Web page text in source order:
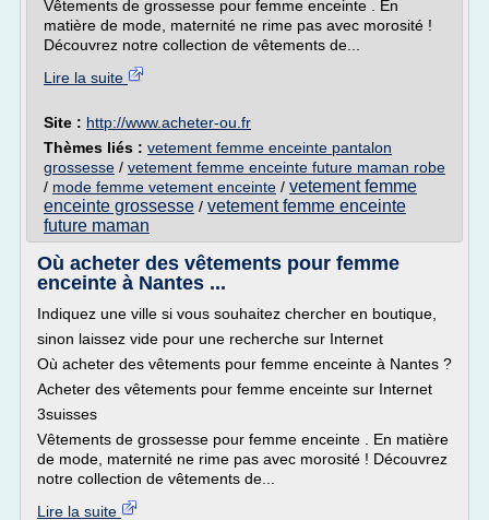
Vêtements de grossesse pour femme enceinte . En
matière de mode, maternité ne rime pas avec morosité !
Découvrez notre collection de vêtements de...
Lire la suite
Site : http://www.acheter-ou.fr
Thèmes liés : vetement femme enceinte pantalon
grossesse / vetement femme enceinte future maman robe
/ mode femme vetement enceinte / vetement femme
enceinte grossesse / vetement femme enceinte
future maman
Où acheter des vêtements pour femme
enceinte à Nantes ...
Indiquez une ville si vous souhaitez chercher en boutique,
sinon laissez vide pour une recherche sur Internet
Où acheter des vêtements pour femme enceinte à Nantes ?
Acheter des vêtements pour femme enceinte sur Internet
3suisses
Vêtements de grossesse pour femme enceinte . En matière
de mode, maternité ne rime pas avec morosité ! Découvrez
notre collection de vêtements de...
Lire la suite